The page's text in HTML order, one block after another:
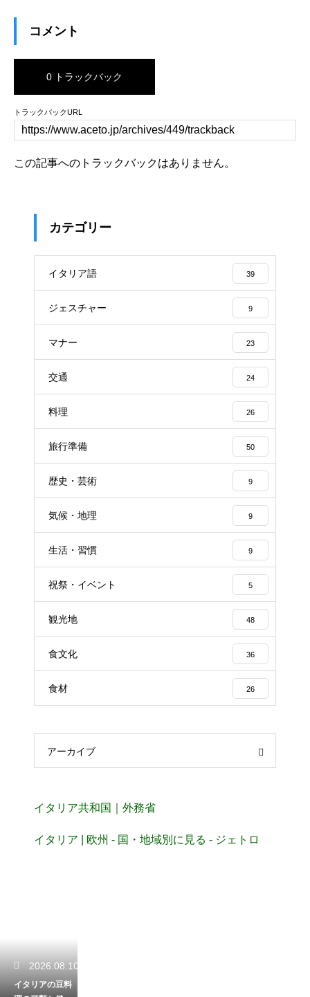
コメント
0 トラックバック
トラックバックURL
この記事へのトラックバックはありません。
カテゴリー
イタリア語 39
ジェスチャー 9
マナー 23
交通 24
料理 26
旅行準備 50
歴史・芸術 9
気候・地理 9
生活・習慣 9
祝祭・イベント 5
観光地 48
食文化 36
食材 26
アーカイブ
イタリア共和国｜外務省
イタリア | 欧州 - 国・地域別に見る - ジェトロ
2026.08.10
イタリアの豆料